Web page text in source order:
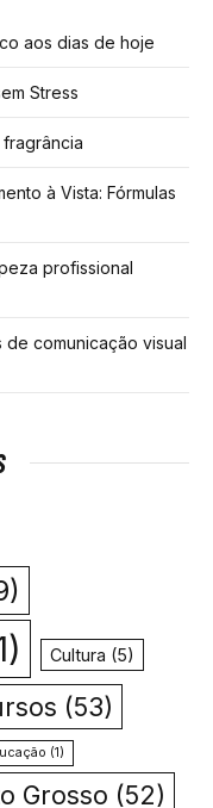
aos dias de hoje
Stress
à Vista: Fórmulas
profissional
comunicação visual
Cultura (5)
(53)
(1)
Grosso (52)